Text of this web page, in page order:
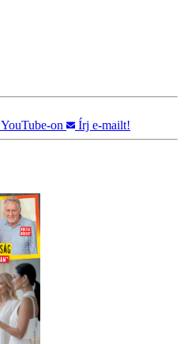
YouTube-on Írj e-mailt!